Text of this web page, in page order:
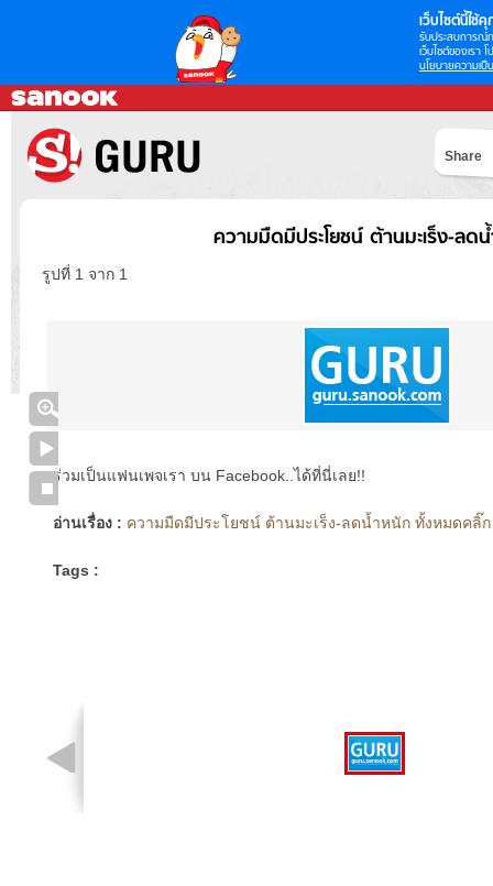
เว็บไซต์นี้ใช้คุ
รับประสบการณ์
เว็บไซต์ของเรา
นโยบายความเป็
Share
ความมืดมีประโยชน์ ต้านมะเร็ง-ลด
รูปที่ 1 จาก 1
ร่วมเป็นแฟนเพจเรา บน Facebook..ได้ที่นี่เลย!!
อ่านเรื่อง : ความมืดมีประโยชน์ ต้านมะเร็ง-ลดน้ำหนัก ทั้งหมดคลิ๊ก
Tags :